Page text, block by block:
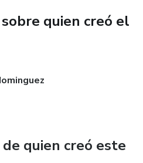
quien creó el
quien creó este